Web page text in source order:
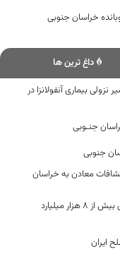
داغ ترین ها
بیماری آنفولانزا در
جنـوبی
جنوبی
و اکتشافات معادن به خراسان
از ابتدای دولت سیزدهم صورت گرفت؛ سرمایه گذاری بیش از ۸ هزار میلیارد
ایران